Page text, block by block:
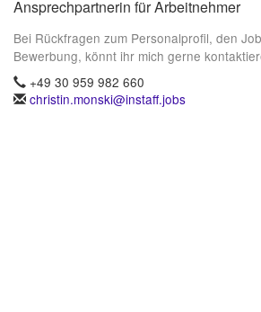
Ansprechpartnerin für Arbeitnehmer
Bei Rückfragen zum Personalprofil, den
Bewerbung, könnt ihr mich gerne
+49 30 959 982 660
christin.monski@instaff.jobs